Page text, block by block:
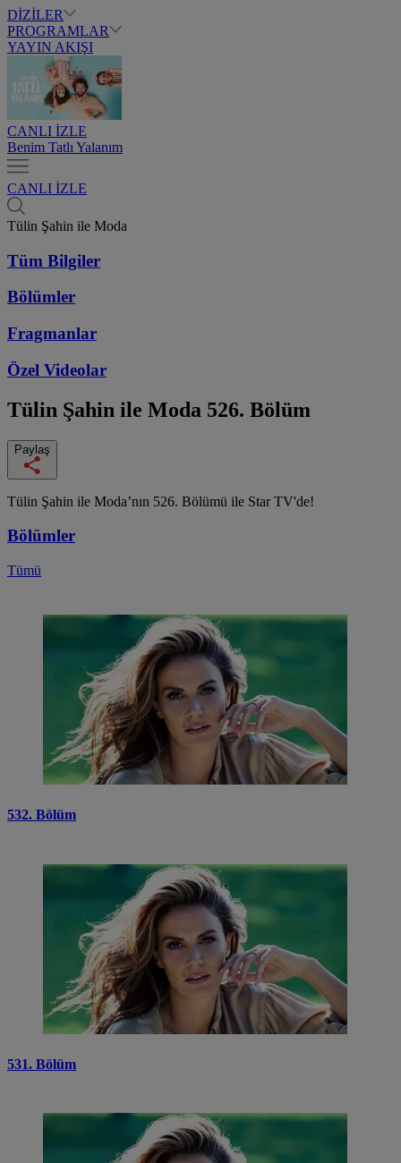
DİZİLER
PROGRAMLAR
YAYIN AKIŞI
CANLI İZLE
Benim Tatlı Yalanım
CANLI İZLE
Tülin Şahin ile Moda
Tüm Bilgiler
Bölümler
Fragmanlar
Özel Videolar
Tülin Şahin ile Moda 526. Bölüm
Paylaş
Tülin Şahin ile Moda’nın 526. Bölümü ile Star TV'de!
Bölümler
Tümü
532. Bölüm
531. Bölüm